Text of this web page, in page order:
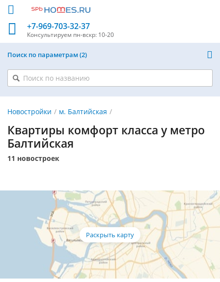
+7-969-703-32-37
Консультируем пн-вскр: 10-20
Поиск по параметрам 2
Новостройки м. Балтийская
Квартиры комфорт класса у метро
Балтийская
11 новостроек